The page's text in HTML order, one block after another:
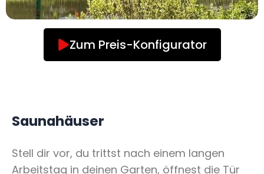
Zum Preis-Konfigurator
Saunahäuser
Stell dir vor, du trittst nach einem langen
Arbeitstag in deinen Garten, öffnest die Tür